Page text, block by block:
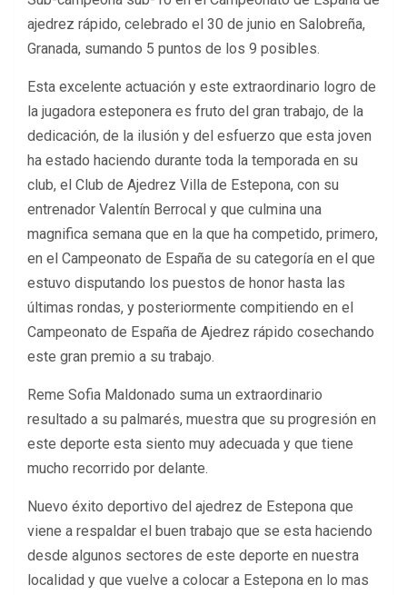
ajedrez rápido, celebrado el 30 de junio en Salobreña,
Granada, sumando 5 puntos de los 9 posibles.
Esta excelente actuación y este extraordinario logro de
la jugadora esteponera es fruto del gran trabajo, de la
dedicación, de la ilusión y del esfuerzo que esta joven
ha estado haciendo durante toda la temporada en su
club, el Club de Ajedrez Villa de Estepona, con su
entrenador Valentín Berrocal y que culmina una
magnifica semana que en la que ha competido, primero,
en el Campeonato de España de su categoría en el que
estuvo disputando los puestos de honor hasta las
últimas rondas, y posteriormente compitiendo en el
Campeonato de España de Ajedrez rápido cosechando
este gran premio a su trabajo.
Reme Sofia Maldonado suma un extraordinario
resultado a su palmarés, muestra que su progresión en
este deporte esta siento muy adecuada y que tiene
mucho recorrido por delante.
Nuevo éxito deportivo del ajedrez de Estepona que
viene a respaldar el buen trabajo que se esta haciendo
desde algunos sectores de este deporte en nuestra
localidad y que vuelve a colocar a Estepona en lo mas